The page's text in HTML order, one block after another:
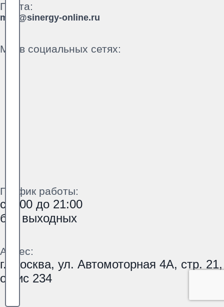
Почта:
mail@sinergy-online.ru
Мы в социальных сетях:
График работы:
с 9:00 до 21:00
без выходных
Адрес:
г. Москва, ул. Автомоторная 4А, стр. 21,
офис 234